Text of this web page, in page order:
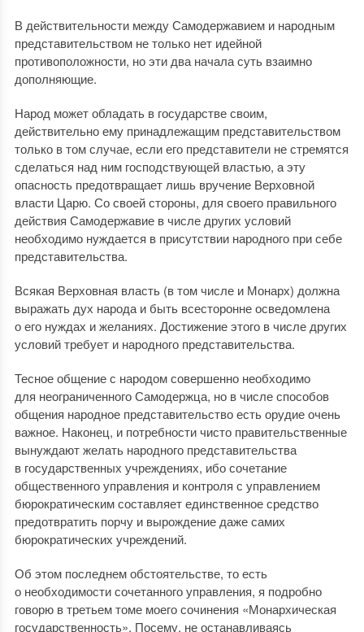
В действительности между Самодержавием и народным
представительством не только нет идейной
противоположности, но эти два начала суть взаимно
дополняющие.
Народ может обладать в государстве своим,
действительно ему принадлежащим представительством
только в том случае, если его представители не стремятся
сделаться над ним господствующей властью, а эту
опасность предотвращает лишь вручение Верховной
власти Царю. Со своей стороны, для своего правильного
действия Самодержавие в числе других условий
необходимо нуждается в присутствии народного при себе
представительства.
Всякая Верховная власть (в том числе и Монарх) должна
выражать дух народа и быть всесторонне осведомлена
о его нуждах и желаниях. Достижение этого в числе других
условий требует и народного представительства.
Тесное общение с народом совершенно необходимо
для неограниченного Самодержца, но в числе способов
общения народное представительство есть орудие очень
важное. Наконец, и потребности чисто правительственные
вынуждают желать народного представительства
в государственных учреждениях, ибо сочетание
общественного управления и контроля с управлением
бюрократическим составляет единственное средство
предотвратить порчу и вырождение даже самих
бюрократических учреждений.
Об этом последнем обстоятельстве, то есть
о необходимости сочетанного управления, я подробно
говорю в третьем томе моего сочинения «Монархическая
государственность». Посему, не останавливаясь